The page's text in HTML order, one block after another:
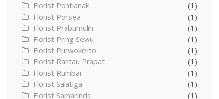
Florist Pontianak
(1)
Florist Porsea
(1)
Florist Prabumulih
(1)
Florist Pring Sewu
(1)
Florist Purwokerto
(1)
Florist Rantau Prapat
(1)
Florist Rumbai
(1)
Florist Salatiga
(1)
Florist Samarinda
(1)